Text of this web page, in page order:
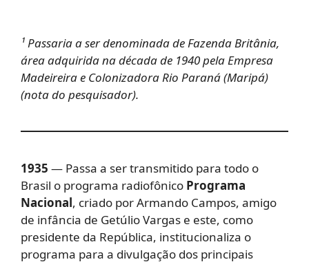
¹ Passaria a ser denominada de Fazenda Britânia,
área adquirida na década de 1940 pela Empresa
Madeireira e Colonizadora Rio Paraná (Maripá)
(nota do pesquisador).
1935 — Passa a ser transmitido para todo o
Brasil o programa radiofônico Programa
Nacional, criado por Armando Campos, amigo
de infância de Getúlio Vargas e este, como
presidente da República, institucionaliza o
programa para a divulgação dos principais